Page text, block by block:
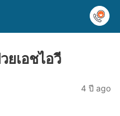
ยเอชไอวี
4 ปี ago